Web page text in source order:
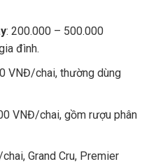
: 200.000 – 500.000
đình.
VNĐ/chai, thường dùng
VNĐ/chai, gồm rượu phân
Grand Cru, Premier